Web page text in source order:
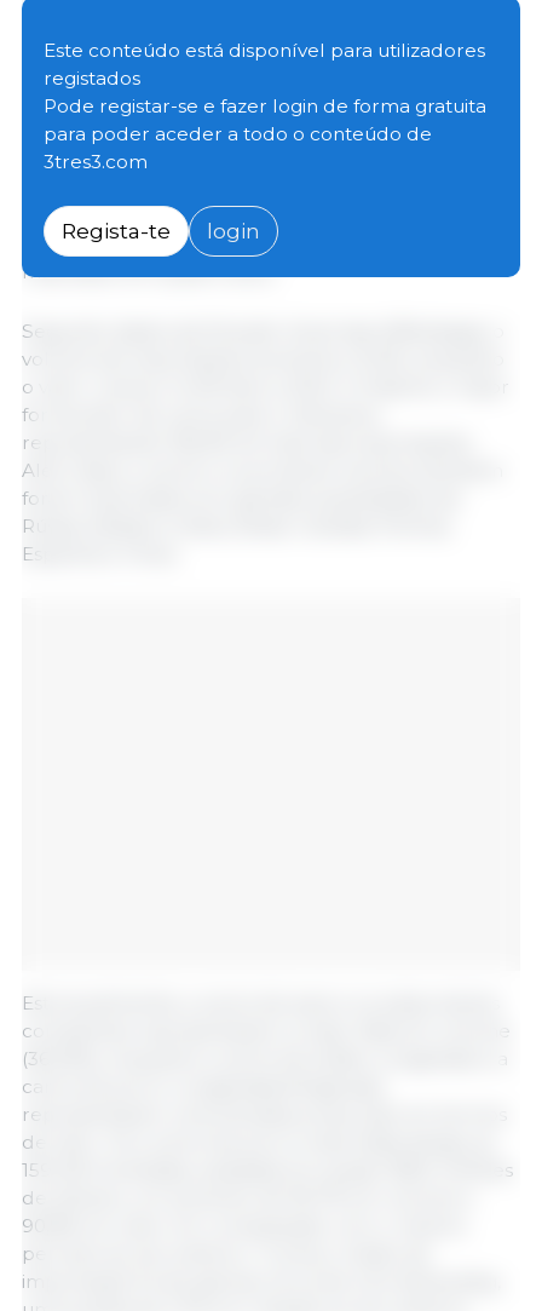
carne e produtos cárneos, com um valor total
aproximado de 1,62 mil milhões de dólares, o
equivalente a 2,00 dólares/kg. Notavelmente, a
quantidade de carne de porco importada quase
duplicou em comparação com o mesmo período do
para a queda acentuada dos preços da carne de
porco no mercado interno, que atingiram o nível
mais baixo em quatro anos.
Segundo dados da Direção-Geral das Alfândegas, o
volume de importações aumentou 15,3%, enquanto
o valor cresceu 14,4% face a 2024. A Índia foi o maior
fornecedor de carne para o Vietname,
representando 18,52% do total das importações.
Além disso, a carne e os produtos cárneos também
foram importados em grandes quantidades da
Rússia, Estados Unidos, Brasil, Canadá, Polónia,
Espanha e China.
Estruturalmente, a carne de aves e os subprodutos
comestíveis representaram a maior fatia em volume
(36,33%), enquanto a carne de búfalo congelada e a
carne de porco congelada/refrigerada
representaram uma elevada proporção em termos
de valor. Só a carne de porco importada atingiu as
159.400 toneladas, avaliadas em quase 358,3 milhões
de dólares, um aumento de 95,7% em volume e
90,8% em valor em comparação com o mesmo
período do ano anterior. O preço médio de
importação foi de apenas cerca de 2,24 dólares/kg,
Este conteúdo está disponível para utilizadores
registados
Pode registar-se e fazer login de forma gratuita
para poder aceder a todo o conteúdo de
3tres3.com
Regista-te login